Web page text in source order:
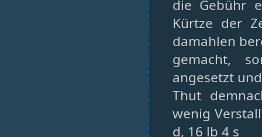
die Gebühr
Kürtze der
damahlen
gemacht,
angesetzt
Thut
wenig
d, 16 lb 4 s